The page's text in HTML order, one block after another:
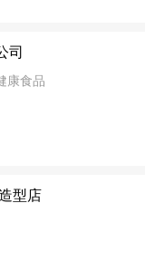
司
康食品
型店